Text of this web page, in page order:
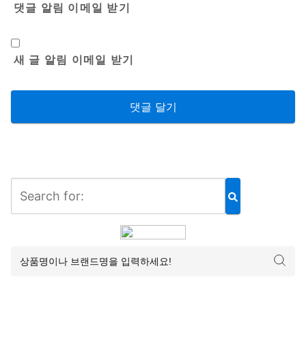
댓글 알림 이메일 받기
새 글 알림 이메일 받기